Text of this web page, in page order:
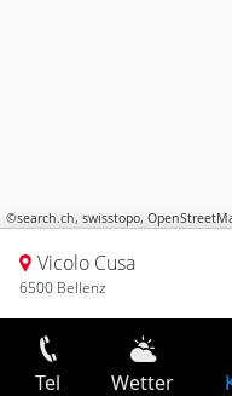
©search.ch, swisstopo,
Vicolo Cusa
6500 Bellenz
Tel Wetter